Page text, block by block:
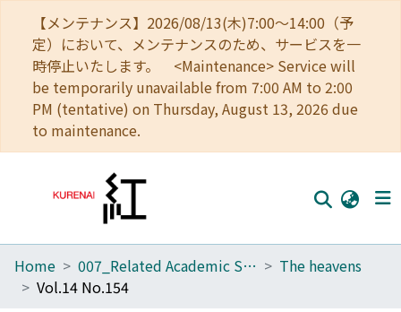
【メンテナンス】2026/08/13(木)7:00～14:00（予
定）において、メンテナンスのため、サービスを一
時停止いたします。 <Maintenance> Service will
be temporarily unavailable from 7:00 AM to 2:00
PM (tentative) on Thursday, August 13, 2026 due
to maintenance.
Home
Home 007_Related Academic Societies
The heavens
Vol.14 No.154